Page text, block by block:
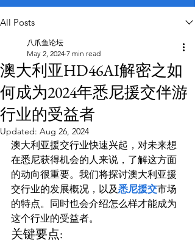
All Posts
澳大利亚HD46AI解密之如
何成为2024年悉尼援交伴游
行业的受益者
八爪鱼论坛
May 2, 2024 7 min read
Updated: Aug 26, 2024
澳大利亚援交行业快速兴起，对未来想
在悉尼获得机会的人来说，了解这方面
的动向很重要。我们将探讨澳大利亚援
交行业的发展概况，以及悉尼援交市场
的特点。同时也会介绍怎么样才能成为
这个行业的受益者。
关键要点: